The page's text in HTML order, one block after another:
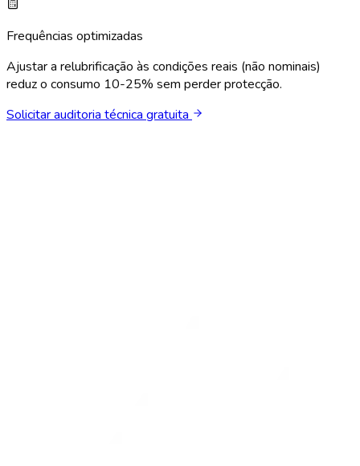
Frequências optimizadas
Ajustar a relubrificação às condições reais (não nominais)
reduz o consumo 10-25% sem perder protecção.
Solicitar auditoria técnica gratuita